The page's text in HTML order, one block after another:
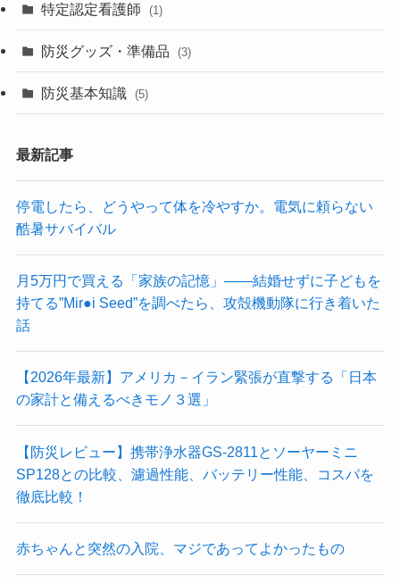
特定認定看護師 (1)
防災グッズ・準備品 (3)
防災基本知識 (5)
最新記事
停電したら、どうやって体を冷やすか。電気に頼らない
酷暑サバイバル
月5万円で買える「家族の記憶」——結婚せずに子どもを
持てる”Mir●i Seed”を調べたら、攻殻機動隊に行き着いた
話
【2026年最新】アメリカ－イラン緊張が直撃する「日本
の家計と備えるべきモノ３選」
【防災レビュー】携帯浄水器GS-2811とソーヤーミニ
SP128との比較、濾過性能、バッテリー性能、コスパを
徹底比較！
赤ちゃんと突然の入院、マジであってよかったもの